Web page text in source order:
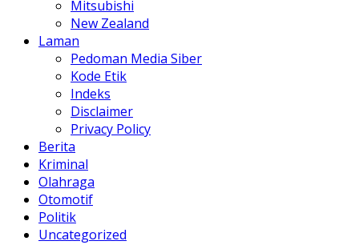
Mitsubishi
New Zealand
Laman
Pedoman Media Siber
Kode Etik
Indeks
Disclaimer
Privacy Policy
Berita
Kriminal
Olahraga
Otomotif
Politik
Uncategorized